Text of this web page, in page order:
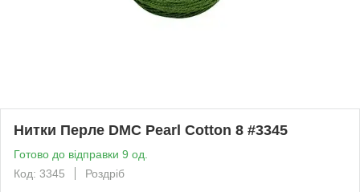
Нитки Перле DMC Pearl Cotton 8 #3345
Готово до відправки 9 од.
Код: 3345
Роздріб